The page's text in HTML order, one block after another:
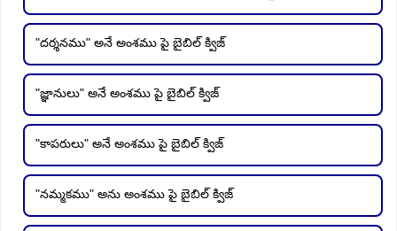
"దర్శనము" అనే అంశము పై బైబిల్ క్విజ్
"జ్ఞానులు" అనే అంశము పై బైబిల్ క్విజ్
"కాపరులు" అనే అంశము పై బైబిల్ క్విజ్
"నమ్మకము" అను అంశము పై బైబిల్ క్విజ్